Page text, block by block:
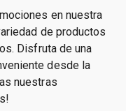
en nuestra
de productos
Disfruta de una
desde la
nuestras